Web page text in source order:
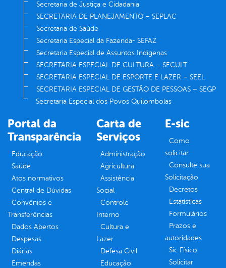
Secretaria de Justiça e Cidadania
SECRETARIA DE PLANEJAMENTO – SEPLAC
Secretaria de Saúde
Secretaria Especial da Fazenda- SEFAZ
Secretaria Especial de Assuntos Indígenas
SECRETARIA ESPECIAL DE CULTURA – SECULT
SECRETARIA ESPECIAL DE ESPORTE E LAZER – SEEL
SECRETARIA ESPECIAL DE GESTÃO DE PESSOAS – SEGP
Secretaria Especial dos Povos Quilombolas
Portal da
Transparência
Educação
Saúde
Atos normativos
Central de Dúvidas
Convênios e
Transferências
Dados Abertos
Despesas
Diárias
Emendas
Carta de
Serviços
Administração
Agricultura
Assistência
Social
Controle
Interno
Cultura e
Lazer
Defesa Civil
Educação
E-sic
Como
solicitar
Consulte sua
Solicitação
Decretos
Estatísticas
Formulários
Prazos e
autoridades
Sic Físico
Solicitar